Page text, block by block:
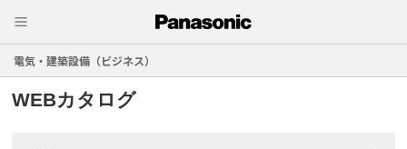
電気・建築設備（ビジネス）
WEBカタログ